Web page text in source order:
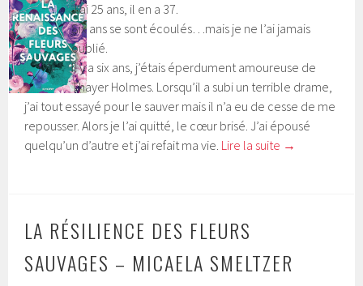
J’ai 25 ans, il en a 37.
Six ans se sont écoulés…mais je ne l’ai jamais
oublié.
Il y a six ans, j’étais éperdument amoureuse de
Thayer Holmes. Lorsqu’il a subi un terrible drame,
j’ai tout essayé pour le sauver mais il n’a eu de cesse de me
repousser. Alors je l’ai quitté, le cœur brisé. J’ai épousé
quelqu’un d’autre et j’ai refait ma vie. Lire la suite →
LA RÉSILIENCE DES FLEURS
SAUVAGES – MICAELA SMELTZER